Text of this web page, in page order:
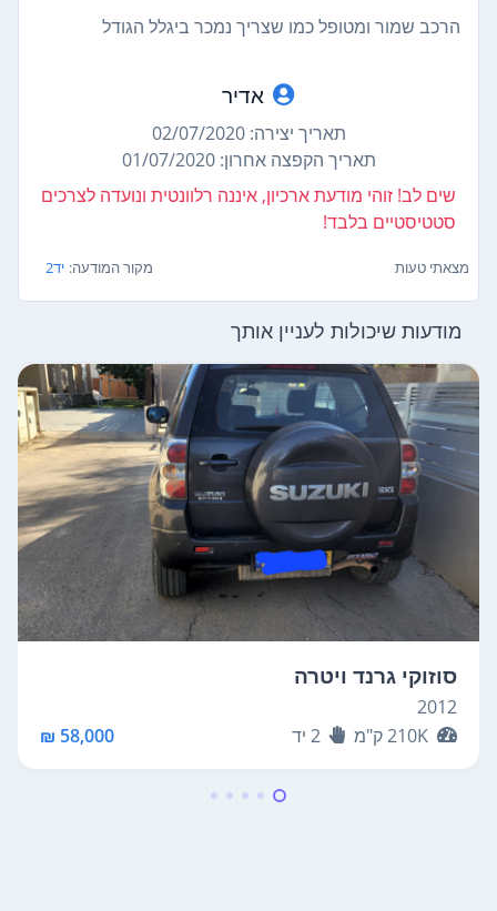
הרכב שמור ומטופל כמו שצריך נמכר ביגלל הגודל
אדיר
תאריך יצירה: 02/07/2020
תאריך הקפצה אחרון: 01/07/2020
שים לב! זוהי מודעת ארכיון, איננה רלוונטית ונועדה לצרכים
סטטיסטיים בלבד!
מצאתי טעות מקור המודעה: יד2
מודעות שיכולות לעניין אותך
סוזוקי גרנד ויטרה
2012
210Kק"מ 2 יד 58,000 ₪